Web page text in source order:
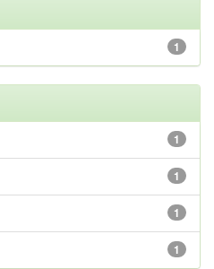
1
1
1
1
1